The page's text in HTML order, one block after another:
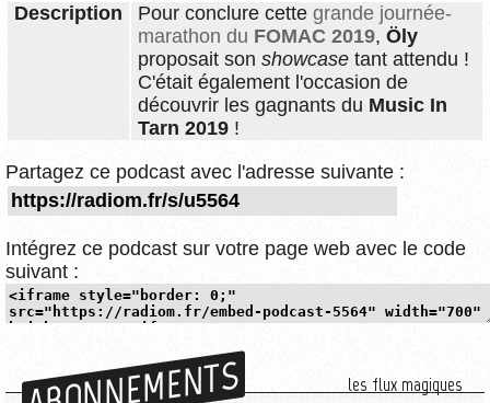
Description
Pour conclure cette grande journée-
marathon du FOMAC 2019, Öly
proposait son showcase tant attendu !
C'était également l'occasion de
découvrir les gagnants du Music In
Tarn 2019 !
Partagez ce podcast avec l'adresse suivante :
Intégrez ce podcast sur votre page web avec le code
suivant :
les flux magiques